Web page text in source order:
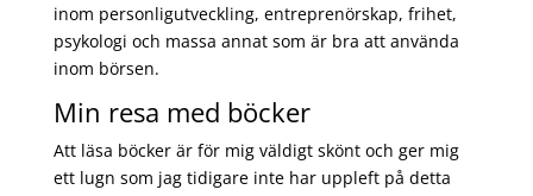
inom personligutveckling, entreprenörskap, frihet,
psykologi och massa annat som är bra att använda
inom börsen.
Min resa med böcker
Att läsa böcker är för mig väldigt skönt och ger mig
ett lugn som jag tidigare inte har uppleft på detta